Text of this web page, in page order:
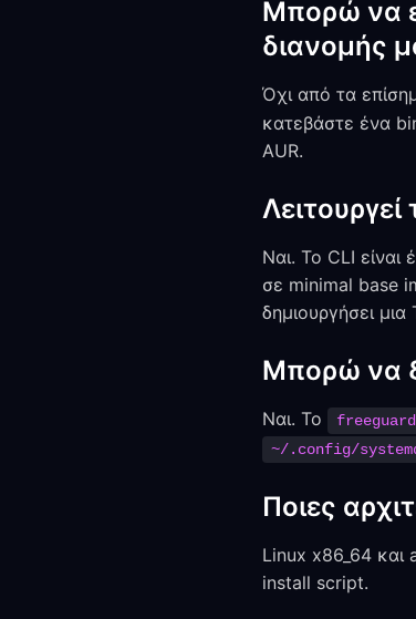
Μπορώ να
διανομής
Όχι από τα
κατεβάστε ένα
AUR.
Ναι. Το CLI είναι
σε minimal base
δημιουργήσει
Μπορώ να
Ναι. Το
~/.config/
Ποιες
Linux x86_64 και
install script.